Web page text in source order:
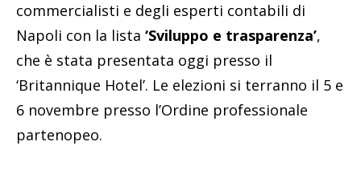
commercialisti e degli esperti contabili di
Napoli con la lista ‘Sviluppo e trasparenza’,
che è stata presentata oggi presso il
‘Britannique Hotel’. Le elezioni si terranno il 5 e
6 novembre presso l’Ordine professionale
partenopeo.